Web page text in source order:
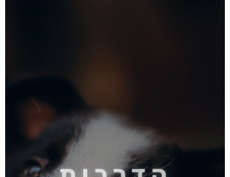
הדרכות
לבעלי גורים